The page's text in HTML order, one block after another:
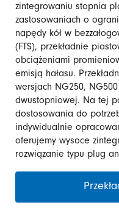
zintegrowaniu stopnia
zastosowaniach o
napędy kół w
(FTS), przekładnie
obciążeniami
emisją hałasu.
wersjach NG250,
dwustopniowej. Na tej
dostosowania do
indywidualnie
oferujemy wysoce
rozwiązanie typu plug